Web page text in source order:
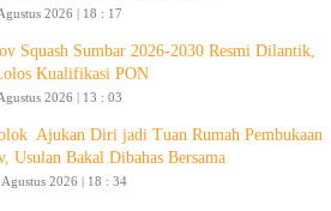
2026 | 18 : 17
Squash Sumbar 2026-2030 Resmi Dilantik,
Kualifikasi PON
2026 | 13 : 03
Ajukan Diri jadi Tuan Rumah Pembukaan
Usulan Bakal Dibahas Bersama
Agustus 2026 | 18 : 34